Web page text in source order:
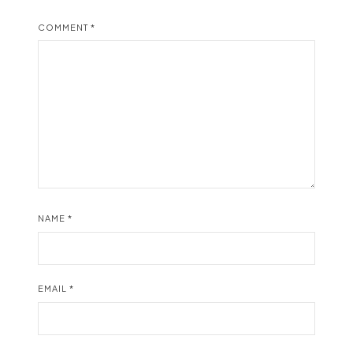
COMMENT*
NAME*
EMAIL*